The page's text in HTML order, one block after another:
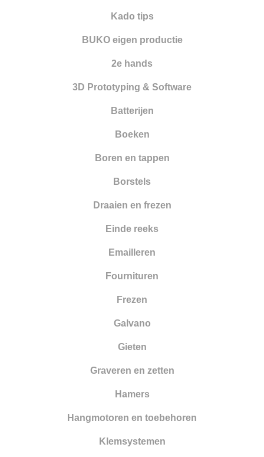
Kado tips
BUKO eigen productie
2e hands
3D Prototyping & Software
Batterijen
Boeken
Boren en tappen
Borstels
Draaien en frezen
Einde reeks
Emailleren
Fournituren
Frezen
Galvano
Gieten
Graveren en zetten
Hamers
Hangmotoren en toebehoren
Klemsystemen